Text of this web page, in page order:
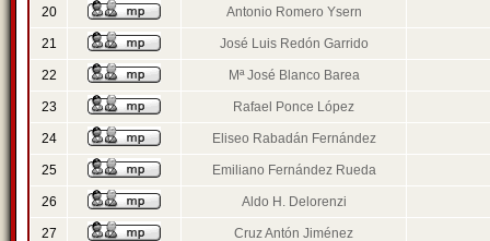
20 Antonio Romero Ysern
21 José Luis Redón Garrido
22 Mª José Blanco Barea
23 Rafael Ponce López
24 Eliseo Rabadán Fernández
25 Emiliano Fernández Rueda
26 Aldo H. Delorenzi
27 Cruz Antón Jiménez